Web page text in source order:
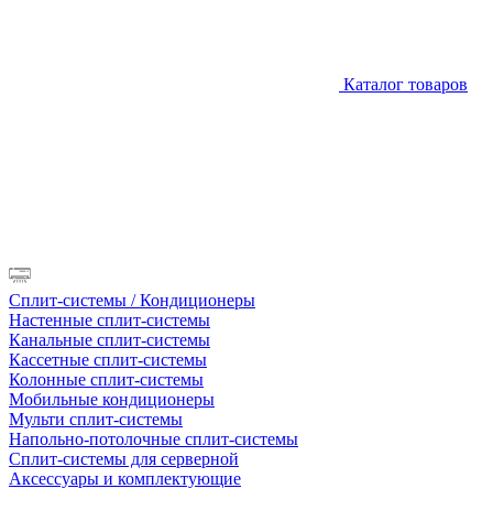
Каталог товаров
Сплит-системы / Кондиционеры
Настенные сплит-системы
Канальные сплит-системы
Кассетные сплит-системы
Колонные сплит-системы
Мобильные кондиционеры
Мульти сплит-системы
Напольно-потолочные сплит-системы
Сплит-системы для серверной
Аксессуары и комплектующие